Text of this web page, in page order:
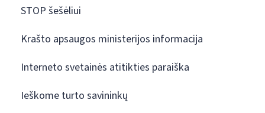
STOP šešėliui
Krašto apsaugos ministerijos informacija
Interneto svetainės atitikties paraiška
Ieškome turto savininkų